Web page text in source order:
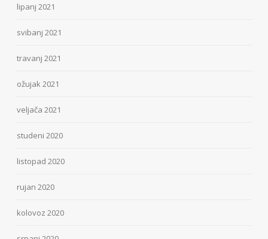
lipanj 2021
svibanj 2021
travanj 2021
ožujak 2021
veljača 2021
studeni 2020
listopad 2020
rujan 2020
kolovoz 2020